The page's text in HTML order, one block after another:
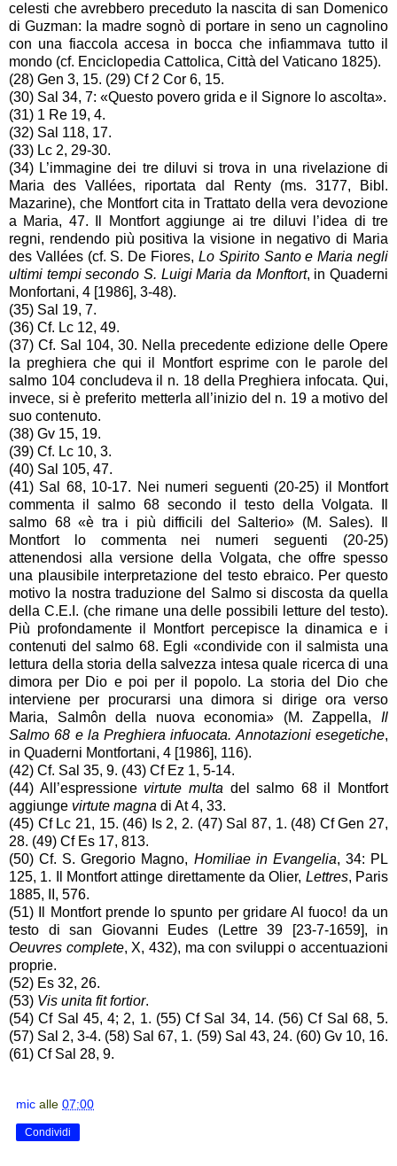
celesti che avrebbero preceduto la nascita di san Domenico
di Guzman: la madre sognò di portare in seno un cagnolino
con una fiaccola accesa in bocca che infiammava tutto il
mondo (cf. Enciclopedia Cattolica, Città del Vaticano 1825).
(28) Gen 3, 15. (29) Cf 2 Cor 6, 15.
(30) Sal 34, 7: «Questo povero grida e il Signore lo ascolta».
(31) 1 Re 19, 4.
(32) Sal 118, 17.
(33) Lc 2, 29-30.
(34) L’immagine dei tre diluvi si trova in una rivelazione di
Maria des Vallées, riportata dal Renty (ms. 3177, Bibl.
Mazarine), che Montfort cita in Trattato della vera devozione
a Maria, 47. Il Montfort aggiunge ai tre diluvi l’idea di tre
regni, rendendo più positiva la visione in negativo di Maria
des Vallées (cf. S. De Fiores, Lo Spirito Santo e Maria negli
ultimi tempi secondo S. Luigi Maria da Monftort, in Quaderni
Monfortani, 4 [1986], 3-48).
(35) Sal 19, 7.
(36) Cf. Lc 12, 49.
(37) Cf. Sal 104, 30. Nella precedente edizione delle Opere
la preghiera che qui il Montfort esprime con le parole del
salmo 104 concludeva il n. 18 della Preghiera infocata. Qui,
invece, si è preferito metterla all’inizio del n. 19 a motivo del
suo contenuto.
(38) Gv 15, 19.
(39) Cf. Lc 10, 3.
(40) Sal 105, 47.
(41) Sal 68, 10-17. Nei numeri seguenti (20-25) il Montfort
commenta il salmo 68 secondo il testo della Volgata. Il
salmo 68 «è tra i più difficili del Salterio» (M. Sales). Il
Montfort lo commenta nei numeri seguenti (20-25)
attenendosi alla versione della Volgata, che offre spesso
una plausibile interpretazione del testo ebraico. Per questo
motivo la nostra traduzione del Salmo si discosta da quella
della C.E.I. (che rimane una delle possibili letture del testo).
Più profondamente il Montfort percepisce la dinamica e i
contenuti del salmo 68. Egli «condivide con il salmista una
lettura della storia della salvezza intesa quale ricerca di una
dimora per Dio e poi per il popolo. La storia del Dio che
interviene per procurarsi una dimora si dirige ora verso
Maria, Salmôn della nuova economia» (M. Zappella, Il
Salmo 68 e la Preghiera infuocata. Annotazioni esegetiche,
in Quaderni Montfortani, 4 [1986], 116).
(42) Cf. Sal 35, 9. (43) Cf Ez 1, 5-14.
(44) All’espressione virtute multa del salmo 68 il Montfort
aggiunge virtute magna di At 4, 33.
(45) Cf Lc 21, 15. (46) Is 2, 2. (47) Sal 87, 1. (48) Cf Gen 27,
28. (49) Cf Es 17, 8­13.
(50) Cf. S. Gregorio Magno, Homiliae in Evangelia, 34: PL
125, 1. Il Montfort attinge direttamente da Olier, Lettres, Paris
1885, II, 576.
(51) Il Montfort prende lo spunto per gridare Al fuoco! da un
testo di san Giovanni Eudes (Lettre 39 [23-7-1659], in
Oeuvres complete, X, 432), ma con sviluppi o accentuazioni
proprie.
(52) Es 32, 26.
(53) Vis unita fit fortior.
(54) Cf Sal 45, 4; 2, 1. (55) Cf Sal 34, 14. (56) Cf Sal 68, 5.
(57) Sal 2, 3-4. (58) Sal 67, 1. (59) Sal 43, 24. (60) Gv 10, 16.
(61) Cf Sal 28, 9.
mic alle 07:00
Condividi